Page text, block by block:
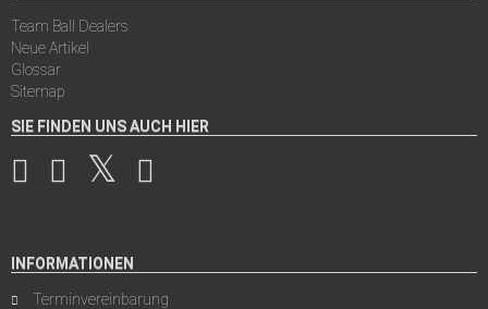
Team Ball Dealers
Neue Artikel
Glossar
Sitemap
SIE FINDEN UNS AUCH HIER
INFORMATIONEN
Terminvereinbarung